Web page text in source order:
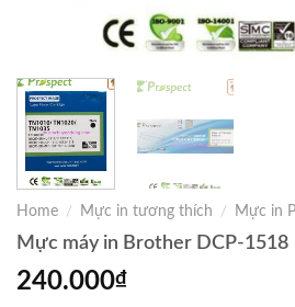
Home / Mực in tương thích / Mực in
Mực máy in Brother DCP-1518
240.000₫